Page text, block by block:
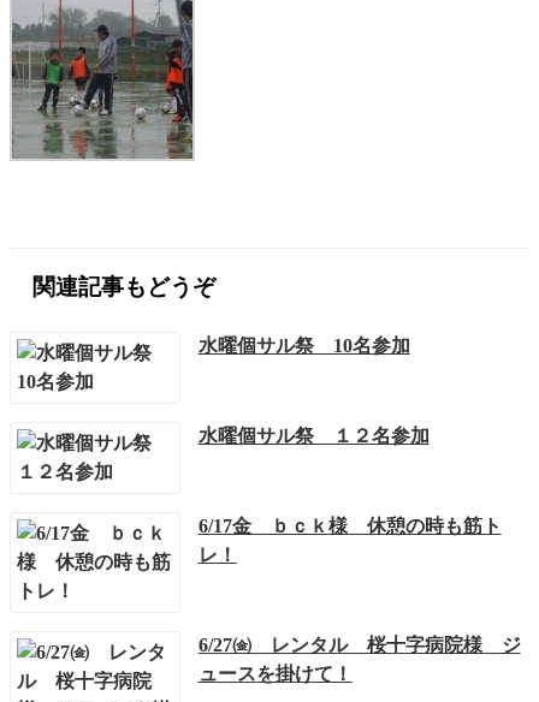
関連記事もどうぞ
水曜個サル祭 10名参加
水曜個サル祭 １２名参加
6/17金 ｂｃｋ様 休憩の時も筋ト
レ！
6/27㈮ レンタル 桜十字病院様 ジ
ュースを掛けて！